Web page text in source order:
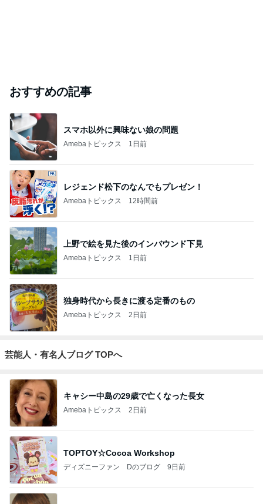
おすすめの記事
スマホ以外に興味ない娘の問題
Amebaトピックス 1日前
レジェンド松下のなんでもプレゼン！
Amebaトピックス 12時間前
上野で絵を見た後のインバウンド下見
Amebaトピックス 1日前
独身時代から長きに渡る定番のもの
Amebaトピックス 2日前
芸能人・有名人ブログ TOPへ
キャシー中島の29歳で亡くなった長女
Amebaトピックス 2日前
TOPTOY☆Cocoa Workshop
ディズニーファン Dのブログ 9日前